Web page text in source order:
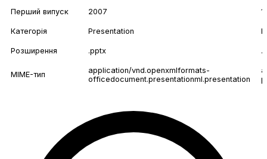
Перший випуск 2007
Категорія Presentation
Розширення .pptx
MIME-тип
application/vnd.openxmlformats-
officedocument.presentationml.presentation